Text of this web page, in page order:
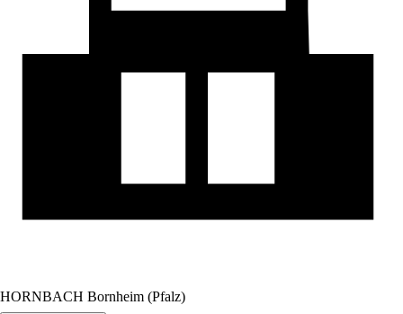
HORNBACH Bornheim (Pfalz)